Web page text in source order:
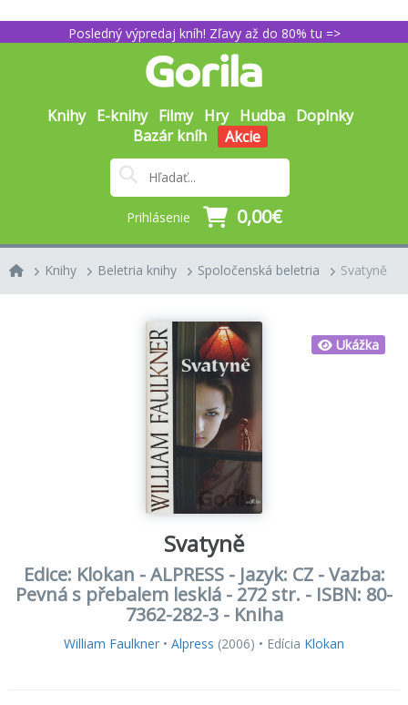
Posledný výpredaj kníh! Zľavy až do 80% tu =>
Knihy E-knihy Filmy Hry Hudba Doplnky
Bazár kníh
Akcie
Prihlásenie 0,00€
Knihy Beletria knihy Spoločenská beletria Svatyně
Ukážka
Svatyně
Edice: Klokan - ALPRESS - Jazyk: CZ - Vazba:
Pevná s přebalem lesklá - 272 str. - ISBN: 80-
7362-282-3 - Kniha
William Faulkner • Alpress (2006) • Edícia Klokan